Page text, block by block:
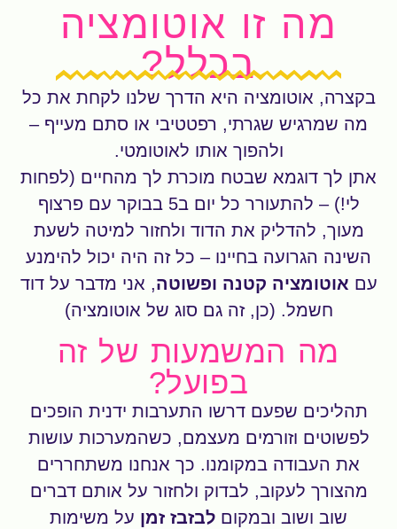
מה זו אוטומציה
בכלל?
בקצרה, אוטומציה היא הדרך שלנו לקחת את כל
מה שמרגיש שגרתי, רפטטיבי או סתם מעייף –
ולהפוך אותו לאוטומטי.
אתן לך דוגמא שבטח מוכרת לך מהחיים (לפחות
לי!) – להתעורר כל יום ב5 בבוקר עם פרצוף
מעוך, להדליק את הדוד ולחזור למיטה לשעת
השינה הגרועה בחיינו – כל זה היה יכול להימנע
עם אוטומציה קטנה ופשוטה, אני מדבר על דוד
חשמל. (כן, זה גם סוג של אוטומציה)
מה המשמעות של זה
בפועל?
תהליכים שפעם דרשו התערבות ידנית הופכים
לפשוטים וזורמים מעצמם, כשהמערכות עושות
את העבודה במקומנו. כך אנחנו משתחררים
מהצורך לעקוב, לבדוק ולחזור על אותם דברים
שוב ושוב ובמקום לבזבז זמן על משימות